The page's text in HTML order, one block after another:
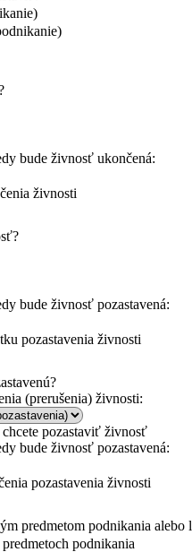
bude živnosť ukončená:
živnosti
bude živnosť pozastavená:
pozastavenia živnosti
(prerušenia) živnosti:
chcete pozastaviť živnosť
bude živnosť pozastavená:
pozastavenia živnosti
predmetom podnikania alebo
podnikania